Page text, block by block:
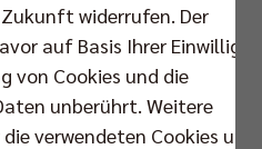
Standortinformationen
Max-Schmeling-
Halle
widerrufen. Der
auf Basis Ihrer
von Cookies und die
unberührt. Weitere
verwendeten Cookies und